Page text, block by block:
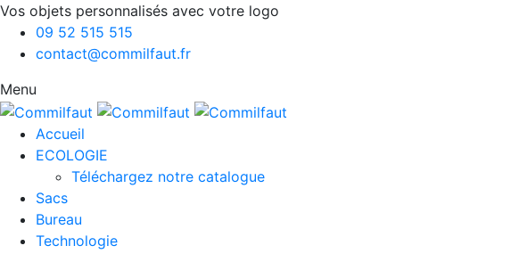
Vos objets personnalisés avec votre logo
09 52 515 515
contact@commilfaut.fr
Menu
Accueil
ECOLOGIE
Téléchargez notre catalogue
Sacs
Bureau
Technologie